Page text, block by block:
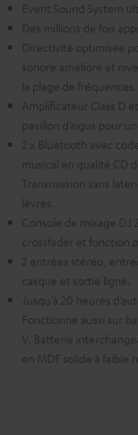
Event Sound System
Des millions de fois
Directivité optimisée
sonore amélioré et
la plage de fréquences.
Amplificateur Class D
pavillon d’aigus pour
2 x Bluetooth avec
musical en qualité CD
Transmission sans
lèvres.
Console de mixage DJ
crossfader et fonction
2 entrées stéréo,
casque et sortie ligne.
Jusqu’à 20 heures
Fonctionne aussi sur
V. Batterie
en MDF solide à faible